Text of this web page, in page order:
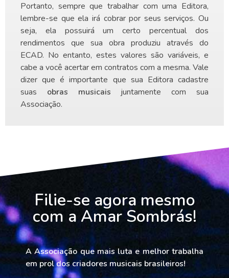
Portanto, sempre que trabalhar com uma Editora,
lembre-se que ela irá cobrar por seus serviços. Ou
seja, ela possuirá um certo percentual dos
rendimentos que sua obra produziu através do
ECAD. No entanto, estes valores são variáveis, e
cabe a você acertar em contratos com a mesma. Vale
dizer que é importante que sua Editora cadastre
suas obras musicais juntamente com sua
Associação.
Filie-se agora mesmo
com a Amar Sombrás!
A Associação que mais luta e melhor trabalha
em prol dos criadores musicais brasileiros!